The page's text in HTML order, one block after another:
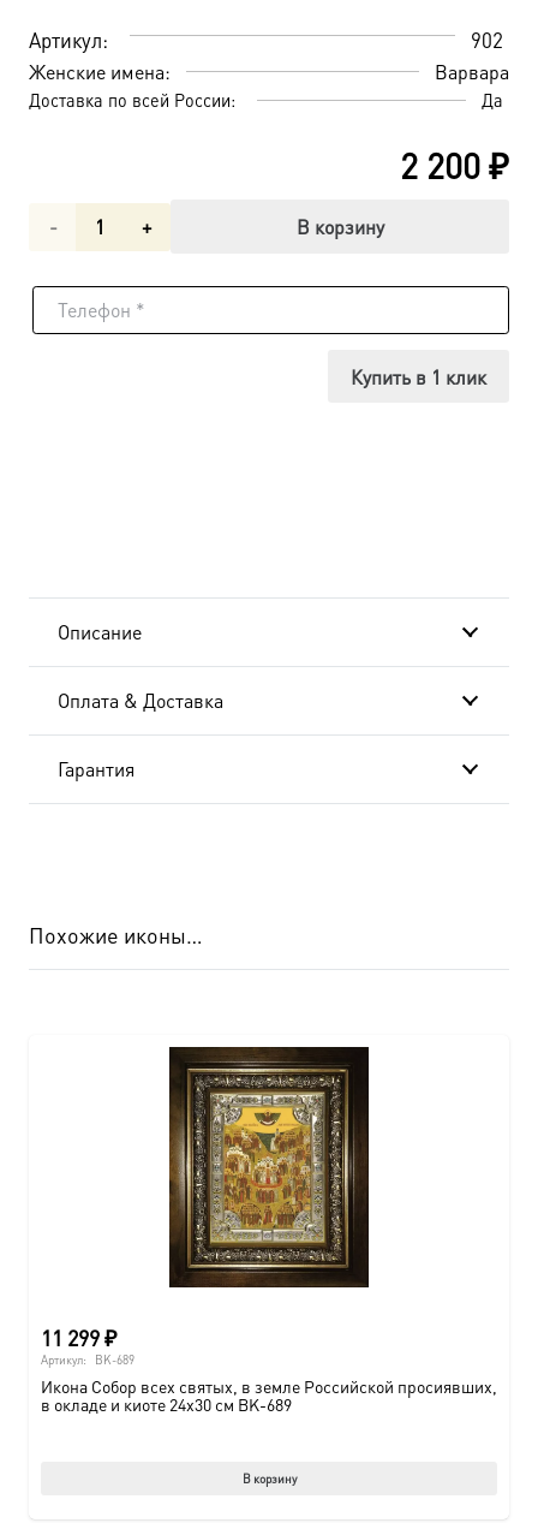
Артикул: 902
Женские имена: Варвара
Доставка по всей России: Да
2 200₽
Количество
Варвара
В корзину
Купить в 1 клик
Описание
Оплата & Доставка
Гарантия
Похожие иконы…
11 299₽
Артикул: BK-689
Икона Собор всех святых, в земле Российской просиявших,
в окладе и киоте 24х30 см BK-689
В корзину